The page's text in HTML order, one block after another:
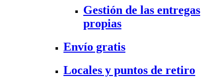
Gestión de las entregas
propias
Envío gratis
Locales y puntos de retiro